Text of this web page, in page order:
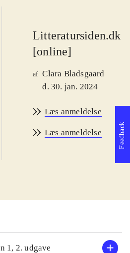
Litteratursiden.dk
[online]
af Clara Bladsgaard
d. 30. jan. 2024
Læs anmeldelse
Læs anmeldelse
1, 2. udgave
Feedback